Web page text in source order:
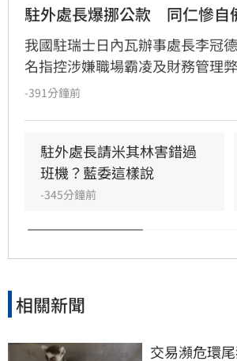
駐外處長爆挪公款　同仁慘自
我國駐瑞士日內瓦辦事處長李冠
名指控涉嫌職場霸凌及財務管理
出，李冠德不僅以公款支應私人開
辱同仁、歧視宗教與性別，並濫
當私人司機，甚至因極端撙節導
乳等基本物資都短缺，行徑相當
-391分鐘前
駐外處長請米其林害錯過
班機？藍委這樣說
-345分鐘前
相關新聞
交易瀕危環